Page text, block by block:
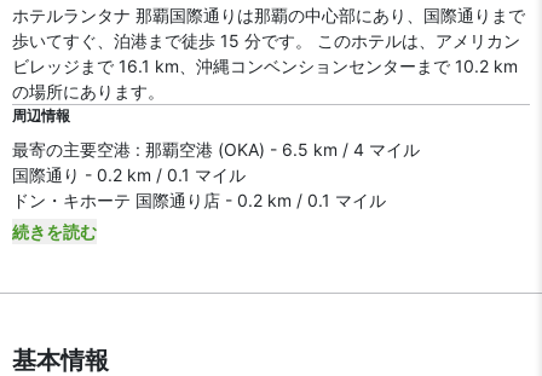
ホテルランタナ 那覇国際通りは那覇の中心部にあり、国際通りまで
歩いてすぐ、泊港まで徒歩 15 分です。 このホテルは、アメリカン
ビレッジまで 16.1 km、沖縄コンベンションセンターまで 10.2 km
の場所にあります。
周辺情報
最寄の主要空港 : 那覇空港 (OKA) - 6.5 km / 4 マイル
国際通り - 0.2 km / 0.1 マイル
ドン・キホーテ 国際通り店 - 0.2 km / 0.1 マイル
続きを読む
基本情報